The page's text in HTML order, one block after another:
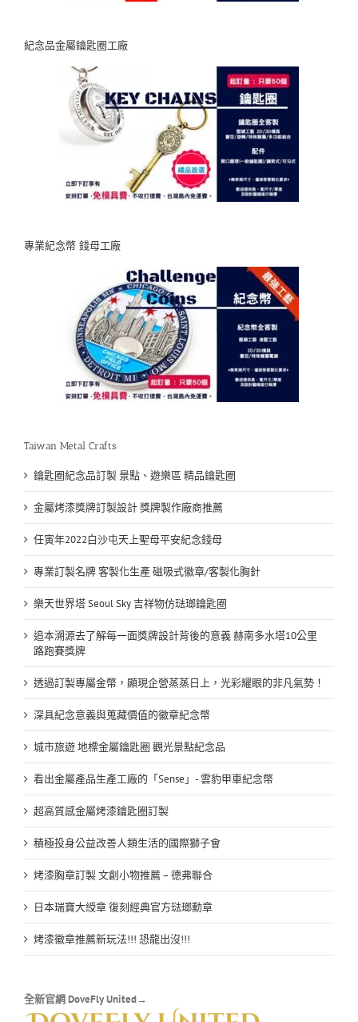
紀念品金屬鑰匙圈工廠
專業紀念幣 錢母工廠
Taiwan Metal Crafts
鑰匙圈紀念品訂製 景點、遊樂區 精品鑰匙圈
金屬烤漆獎牌訂製設計 獎牌製作廠商推薦
任寅年2022白沙屯天上聖母平安紀念錢母
專業訂製名牌 客製化生產 磁吸式徽章/客製化胸針
樂天世界塔 Seoul Sky 吉祥物仿琺瑯鑰匙圈
追本溯源去了解每一面獎牌設計背後的意義 赫南多水塔10公里
路跑賽獎牌
透過訂製專屬金幣，顯現企營蒸蒸日上，光彩耀眼的非凡氣勢！
深具紀念意義與蒐藏價值的徽章紀念幣
城市旅遊 地標金屬鑰匙圈 觀光景點紀念品
看出金屬產品生產工廠的「Sense」- 雲豹甲車紀念幣
超高質感金屬烤漆鑰匙圈訂製
積極投身公益改善人類生活的國際獅子會
烤漆胸章訂製 文創小物推薦 – 德弗聯合
日本瑞寶大綬章 復刻經典官方琺瑯勳章
烤漆徽章推薦新玩法!!! 恐龍出沒!!!
全新官網 DoveFly United→